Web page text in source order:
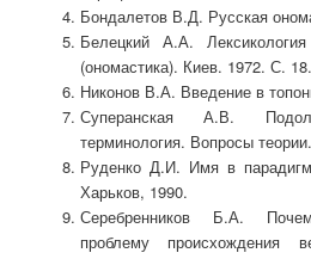
Бондалетов В.Д. Русская
Белецкий А.А.
(ономастика). Киев. 1972. С. 18.
Никонов В.А. Введение в
Суперанская А.В.
терминология. Вопросы
Руденко Д.И. Имя в
Харьков, 1990.
Серебренников Б.А.
проблему происхождения